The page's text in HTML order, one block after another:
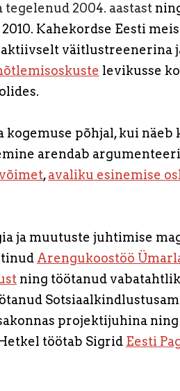
2004. aastast
2010. Kahekordse Eesti
väitlustreenerina
levikusse
kogemuse põhjal, kui näeb
arendab
,avaliku esinemise
ja muutuste juhtimise
Arengukoostöö
ning töötanud
projektijuhina ning
töötab Sigrid Eesti